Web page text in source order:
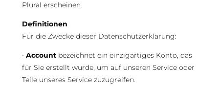
Plural erscheinen.
Definitionen
Für die Zwecke dieser Datenschutzerklärung:
• Accountbezeichnet ein einzigartiges Konto, das
für Sie erstellt wurde, um auf unseren Service oder
Teile unseres Service zuzugreifen.